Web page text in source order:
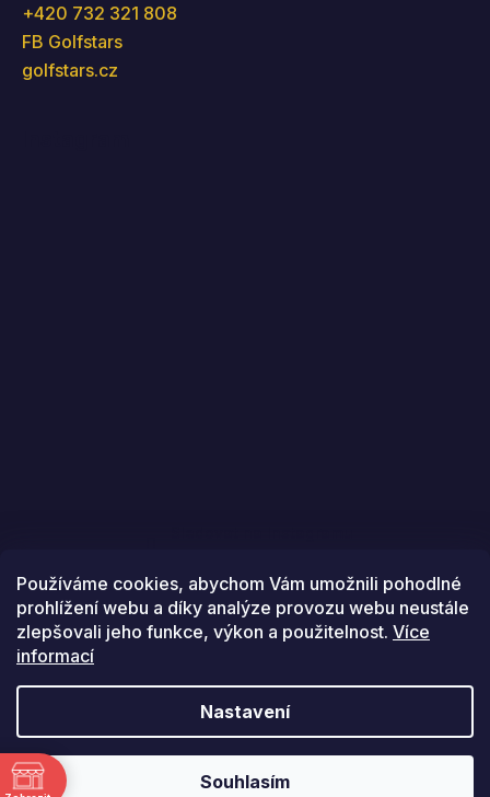
Používáme cookies, abychom Vám umožnili pohodlné
prohlížení webu a díky analýze provozu webu neustále
zlepšovali jeho funkce, výkon a použitelnost. Více
informací
Nastavení
Souhlasím
+420 732 321 808
FB Golfstars
golfstars.cz
Golfstars. Všechna práva vyhrazena.